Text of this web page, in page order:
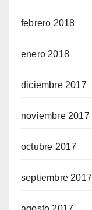
febrero 2018
enero 2018
diciembre 2017
noviembre 2017
octubre 2017
septiembre 2017